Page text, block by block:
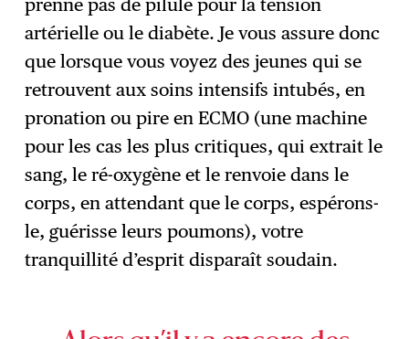
prenne pas de pilule pour la tension
artérielle ou le diabète. Je vous assure donc
que lorsque vous voyez des jeunes qui se
retrouvent aux soins intensifs intubés, en
pronation ou pire en ECMO (une machine
pour les cas les plus critiques, qui extrait le
sang, le ré-oxygène et le renvoie dans le
corps, en attendant que le corps, espérons-
le, guérisse leurs poumons), votre
tranquillité d’esprit disparaît soudain.